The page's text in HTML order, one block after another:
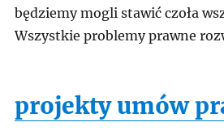
będziemy mogli stawić czoła
Wszystkie problemy prawne
projekty umów